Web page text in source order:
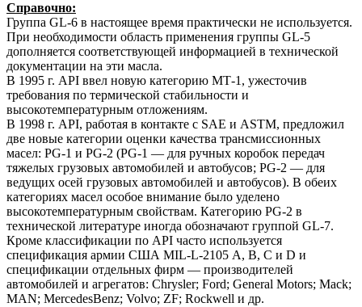
Справочно:
Группа GL-6 в настоящее время практически не используется.
При необходимости область применения группы GL-5
дополняется соответствующей информацией в технической
документации на эти масла.
В 1995 г. API ввел новую категорию МТ-1, ужесточив
требования по термической стабильности и
высокотемпературным отложениям.
В 1998 г. API, работая в контакте с SAE и ASTM, предложил
две новые категории оценки качества трансмиссионных
масел: PG-1 и PG-2 (PG-1 — для ручных коробок передач
тяжелых грузовых автомобилей и автобусов; PG-2 — для
ведущих осей грузовых автомобилей и автобусов). В обеих
категориях масел особое внимание было уделено
высокотемпературным свойствам. Категорию PG-2 в
технической литературе иногда обозначают группой GL-7.
Кроме классификации по API часто используется
спецификация армии США MIL-L-2105 А, В, С и D и
спецификации отдельных фирм — производителей
автомобилей и агрегатов: Chrysler; Ford; General Motors; Mack;
MAN; MercedesBenz; Volvo; ZF; Rockwell и др.